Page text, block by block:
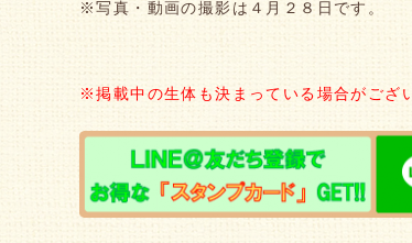
※写真・動画の撮影は４月２８日です。
※掲載中の生体も決まっている場合がござ